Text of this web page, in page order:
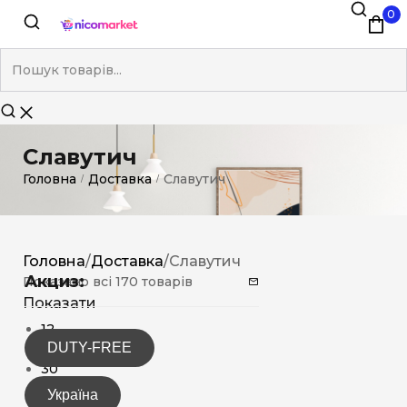
0
Славутич
Головна / Доставка / Славутич
Акциз:
DUTY-FREE
Україна
Головна/Доставка/Славутич
Показано всі 170 товарів
Показати
12
15
30